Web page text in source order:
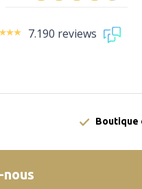
7.190 reviews
Boutique
nous